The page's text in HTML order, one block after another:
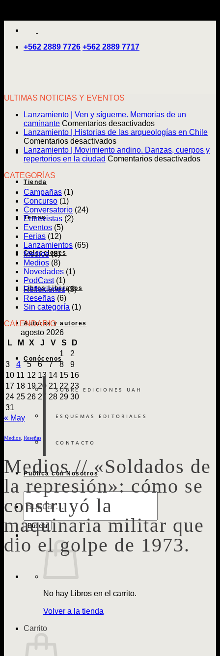
+562 2889 7726 +562 2889 7717
Tienda
Temas
Colecciones
Libros Liberados
Autoras y autores
Conócenos
SOBRE EDICIONES UAH
ESQUEMAS EDITORIALES
CONTACTO
Publica con Nosotros
Búsqueda
de
Libros
Buscar
No hay Libros en el carrito.
Volver a la tienda
Carrito
ULTIMAS NOTICIAS Y EVENTOS
Lanzamiento | Ven y sígueme. Memorias de un
caminante Comentarios desactivadosen
Lanzamiento
Ven
y
Lanzamiento | Historias de las arqueologías en Chile
Comentarios desactivadosen
Lanzamiento
|
Lanzamiento | Movimiento andino. Danzas, cuerpos y
repertorios en la ciudad Comentarios desactivadosen
CATEGORÍAS
Campañas (1)
Concurso (1)
Conversatorio (24)
Entrevistas (2)
Eventos (5)
Ferias (12)
Lanzamientos (65)
Medios(8)
Medios (8)
Novedades (1)
PodCast(1)
Reflexiones(3)
Reseñas (6)
Sin categoría (1)
CALENDARIO
agosto 2026
L
M X J V S
D
1
2
3
4 5 6 7 8
9
10 11 12 13 14 15 16
17 18 19 20 21 22 23
24 25 26 27 28 29 30
31
« May
Medios Reseñas
Medios // «Soldados de
la represión»: cómo se
construyó la
maquinaria militar que
dio el golpe de 1973.